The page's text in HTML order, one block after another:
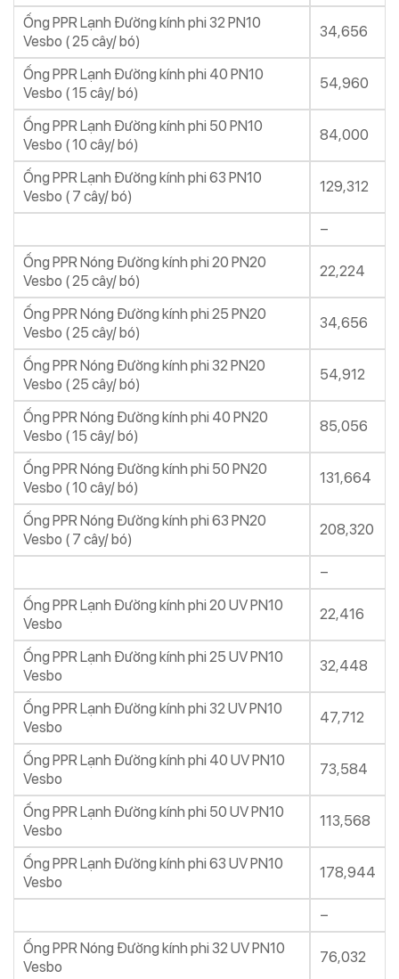
Ống PPR Lạnh Đường kính phi 32 PN10
Vesbo ( 25 cây/ bó)
34,656
Ống PPR Lạnh Đường kính phi 40 PN10
Vesbo ( 15 cây/ bó)
54,960
Ống PPR Lạnh Đường kính phi 50 PN10
Vesbo ( 10 cây/ bó)
84,000
Ống PPR Lạnh Đường kính phi 63 PN10
Vesbo ( 7 cây/ bó)
129,312
–
Ống PPR Nóng Đường kính phi 20 PN20
Vesbo ( 25 cây/ bó)
22,224
Ống PPR Nóng Đường kính phi 25 PN20
Vesbo ( 25 cây/ bó)
34,656
Ống PPR Nóng Đường kính phi 32 PN20
Vesbo ( 25 cây/ bó)
54,912
Ống PPR Nóng Đường kính phi 40 PN20
Vesbo ( 15 cây/ bó)
85,056
Ống PPR Nóng Đường kính phi 50 PN20
Vesbo ( 10 cây/ bó)
131,664
Ống PPR Nóng Đường kính phi 63 PN20
Vesbo ( 7 cây/ bó)
208,320
–
Ống PPR Lạnh Đường kính phi 20 UV PN10
Vesbo
22,416
Ống PPR Lạnh Đường kính phi 25 UV PN10
Vesbo
32,448
Ống PPR Lạnh Đường kính phi 32 UV PN10
Vesbo
47,712
Ống PPR Lạnh Đường kính phi 40 UV PN10
Vesbo
73,584
Ống PPR Lạnh Đường kính phi 50 UV PN10
Vesbo
113,568
Ống PPR Lạnh Đường kính phi 63 UV PN10
Vesbo
178,944
–
Ống PPR Nóng Đường kính phi 32 UV PN10
Vesbo
76,032